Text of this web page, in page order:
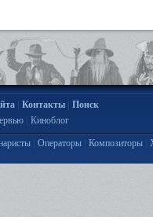
| Контакты| Поиск
| Киноблог
| Операторы| Композиторы|